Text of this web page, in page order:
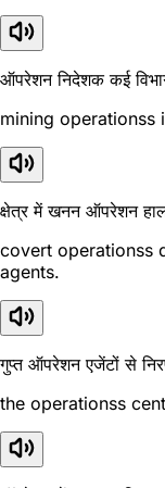
ऑपरेशन निदेशक कई
mining operationss
क्षेत्र में खनन ऑपरेशन हाल
covert operationss
agents.
गुप्त ऑपरेशन एजेंटों से
the operationss